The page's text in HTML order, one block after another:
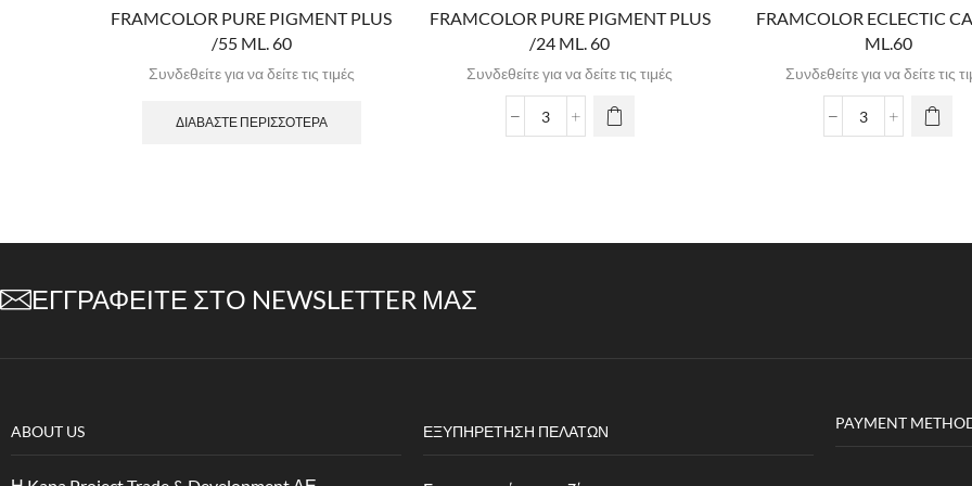
FRAMCOLOR PURE PIGMENT PLUS
/55 ML. 60
Συνδεθείτε για να δείτε τις τιμές
ΔΙΑΒΆΣΤΕ ΠΕΡΙΣΣΌΤΕΡΑ
FRAMCOLOR PURE PIGMENT PLUS
/24 ML. 60
Συνδεθείτε για να δείτε τις τιμές
FRAMCOLOR ECLECTIC
ML.60
Συνδεθείτε για να δείτε τις
ΕΓΓΡΑΦΕΊΤΕ ΣΤΟ NEWSLETTER ΜΑΣ
ABOUT US ΕΞΥΠΗΡΈΤΗΣΗ ΠΕΛΑΤΏΝ PAYMENT